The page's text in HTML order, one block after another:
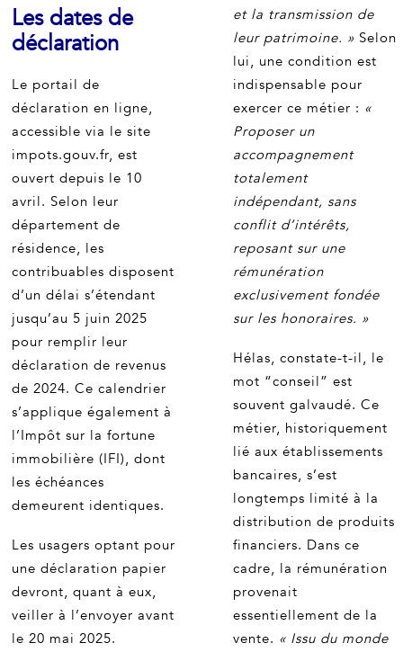
et la transmission de
leur patrimoine. » Selon
lui, une condition est
indispensable pour
exercer ce métier : «
Proposer un
accompagnement
totalement
indépendant, sans
conflit d’intérêts,
reposant sur une
rémunération
exclusivement fondée
sur les honoraires. »
Hélas, constate-t-il, le
mot “conseil” est
souvent galvaudé. Ce
métier, historiquement
lié aux établissements
bancaires, s’est
longtemps limité à la
distribution de produits
financiers. Dans ce
cadre, la rémunération
provenait
essentiellement de la
vente. « Issu du monde
Les dates de
déclaration
Le portail de
déclaration en ligne,
accessible via le site
impots.gouv.fr, est
ouvert depuis le 10
avril. Selon leur
département de
résidence, les
contribuables disposent
d’un délai s’étendant
jusqu’au 5 juin 2025
pour remplir leur
déclaration de revenus
de 2024. Ce calendrier
s’applique également à
l’Impôt sur la fortune
immobilière (IFI), dont
les échéances
demeurent identiques.
Les usagers optant pour
une déclaration papier
devront, quant à eux,
veiller à l’envoyer avant
le 20 mai 2025.